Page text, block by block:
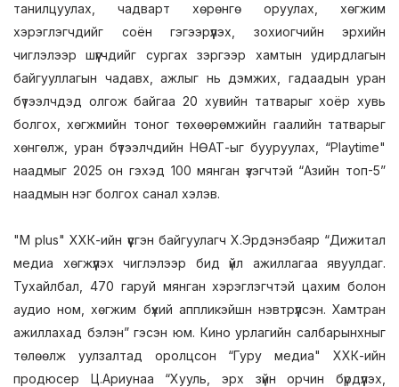
танилцуулах, чадварт хөрөнгө оруулах, хөгжим
хэрэглэгчдийг соён гэгээрүүлэх, зохиогчийн эрхийн
чиглэлээр шүүгчдийг сургах зэргээр хамтын удирдлагын
байгууллагын чадавх, ажлыг нь дэмжих, гадаадын уран
бүтээлчдэд олгож байгаа 20 хувийн татварыг хоёр хувь
болгох, хөгжмийн тоног төхөөрөмжийн гаалийн татварыг
хөнгөлж, уран бүтээлчдийн НӨАТ-ыг бууруулах, “Playtime"
наадмыг 2025 он гэхэд 100 мянган үзэгчтэй “Азийн топ-5”
наадмын нэг болгох санал хэлэв.
"М plus" ХХК-ийн үүсгэн байгуулагч Х.Эрдэнэбаяр “Дижитал
медиа хөгжүүлэх чиглэлээр бид үйл ажиллагаа явуулдаг.
Тухайлбал, 470 гаруй мянган хэрэглэгчтэй цахим болон
аудио ном, хөгжим бүхий аппликэйшн нэвтрүүлсэн. Хамтран
ажиллахад бэлэн” гэсэн юм. Кино урлагийн салбарынхныг
төлөөлж уулзалтад оролцсон “Гуру медиа" ХХК-ийн
продюсер Ц.Ариунаа “Хууль, эрх зүйн орчин бүрдүүлэх,